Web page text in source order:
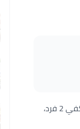
طريقة عمل لحم بقرى بصوص الصويا خطوة بخطوة بـ10 مكونات وفي 75 دقيقة فقط. وصفة سهلة ومجرّبة من مطبخ دلوقتي تكفي 2 فرد،